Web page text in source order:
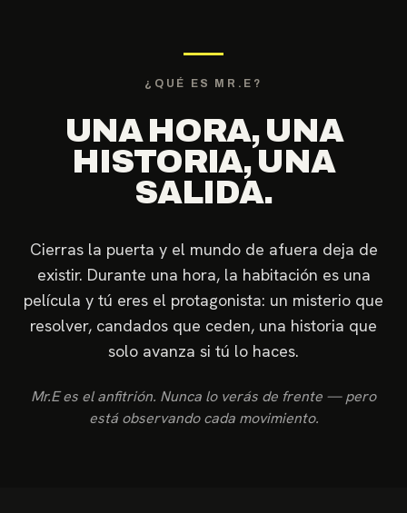
¿QUÉ ES MR.E?
UNA HORA, UNA
HISTORIA, UNA
SALIDA.
Cierras la puerta y el mundo de afuera deja de
existir. Durante una hora, la habitación es una
película y tú eres el protagonista: un misterio que
resolver, candados que ceden, una historia que
solo avanza si tú lo haces.
Mr.E es el anfitrión. Nunca lo verás de frente — pero
está observando cada movimiento.